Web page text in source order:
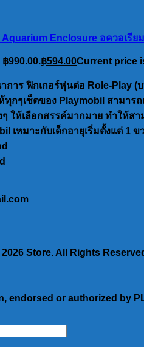
Aquarium Enclosure อควอเรีย
990.00.฿594.00Current price
การ ฟิกเกอร์หุ่นต่อ Role-Play
ทุกๆเซ็ตของ Playmobil สามา
ให้เลือกสรรค์มากมาย ทำให้สา
เหมาะกับเด็กอายุเริ่มตั้งแต่ 1
Store. All Rights
endorsed or authorized by